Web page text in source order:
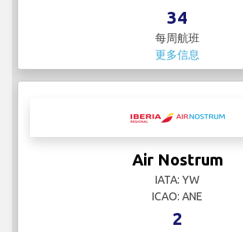
34
每周航班
更多信息
Air Nostrum
IATA: YW
ICAO: ANE
2